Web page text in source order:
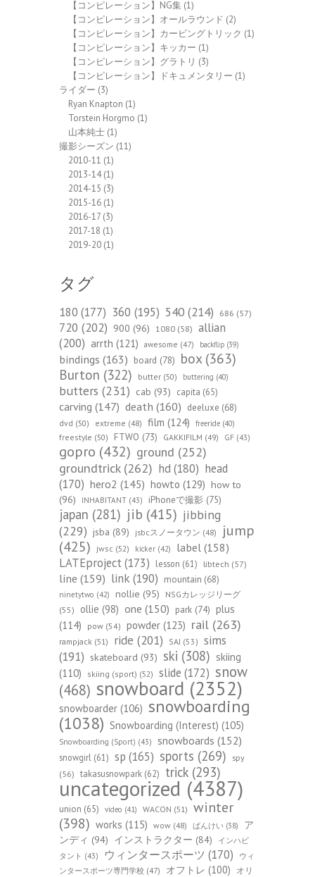
【コンピレーション】NG集 (1)
【コンピレーション】オールラウンド (2)
【コンピレーション】カービングトリック (1)
【コンピレーション】キッカー (1)
【コンピレーション】グラトリ (3)
【コンピレーション】ドキュメンタリー (1)
ライダー (3)
Ryan Knapton (1)
Torstein Horgmo (1)
山本純士 (1)
撮影シーズン (11)
2010-11 (1)
2013-14(1)
2014-15 (3)
2015-16 (1)
2016-17 (3)
2017-18 (1)
2019-20 (1)
タグ
180 (177) 360 (195) 540 (214) 686 (57)
720 (202) 900 (96) 1080 (58) allian
(200) arrth (121) awesome (47) backflip (39)
bindings (163) board (78) box(363)
Burton (322) butter (50) buttering (40)
butters (231) cab (93) capita (65)
carving (147) death (160) deeluxe (68)
dvd (50) extreme (48) film (124) freeride (40)
freestyle (50) FTWO (73) GAKKIFILM (49) GF (43)
gopro (432) ground (252)
groundtrick(262) hd(180) head
(170) hero2 (145) howto (129) how to
(96)
INHABITANT (43) iPhoneで撮影 (75)
japan (281) jib (415) jibbing
(229) jsba (89) jsbcスノータウン (48)
jump
(425)
jwsc (52) kicker (42) label (158)
LATEproject(173) lesson (61) libtech (57)
line (159) link (190) mountain (68)
ninetytwo (42) nollie (95)
NSGカレッジリーグ
(55)
ollie (98) one (150) park (74) plus
(114)
pow (54) powder (123) rail (263)
rampjack (51) ride (201) SAJ (53) sims
(191) skateboard (93) ski (308) skiing
(110)
skiing (sport) (52) slide (172) snow
(468) snowboard (2352)
snowboarder (106) snowboarding
(1038) Snowboarding (Interest) (105)
Snowboarding (Sport) (43) snowboards (152)
snowgirl (61) sp (165) sports (269)
spy
(56) takasusnowpark (62) trick (293)
uncategorized (4387)
union (65) video (41) WACON (51) winter
(398) works (115) wow (48) ばんけい (38)
ア
ンディ (94) インストラクター (84)
インハビ
タント (43) ウィンタースポーツ (170)
ウィ
ンタースポーツ専門学校 (47) オフトレ (100)
オリ